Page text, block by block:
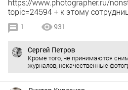
topic=24594 + к этому
1 931
Сергей Петров
Кроме того, не принимаются
журналов, некачественные